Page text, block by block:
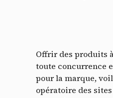
Offrir des produits
toute concurrence
pour la marque,
opératoire des